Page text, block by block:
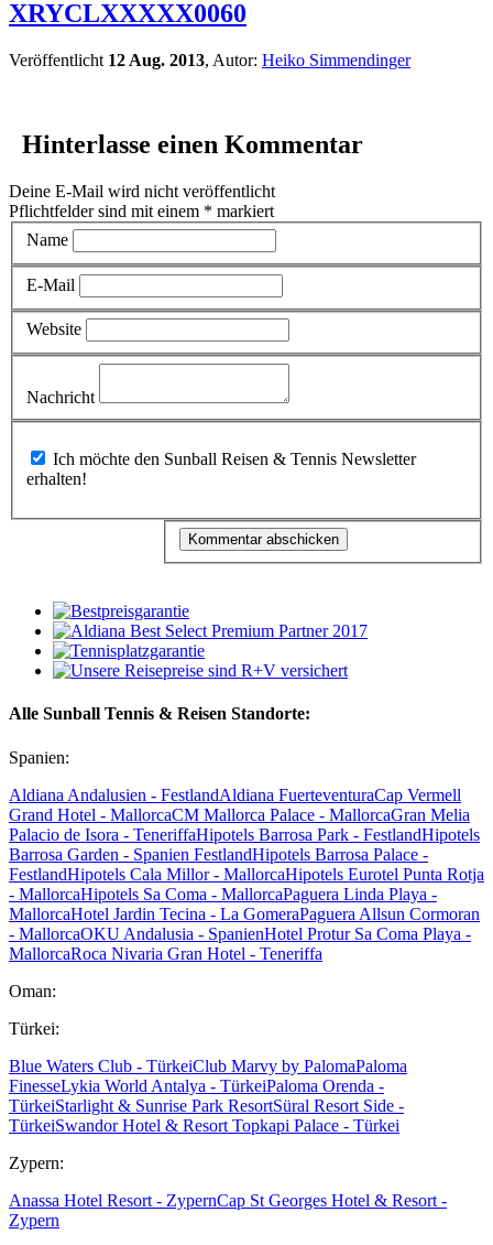
XRYCLXXXXX0060
Veröffentlicht 12 Aug. 2013, Autor: Heiko Simmendinger
Hinterlasse einen Kommentar
Deine E-Mail wird nicht veröffentlicht
Pflichtfelder sind mit einem * markiert
Name
E-Mail
Website
Nachricht
erhalten!
Alle Sunball Tennis & Reisen Standorte:
Spanien:
Aldiana Andalusien - FestlandAldiana FuerteventuraCap Vermell
Grand Hotel - MallorcaCM Mallorca Palace - MallorcaGran Melia
Palacio de Isora - TeneriffaHipotels Barrosa Park - FestlandHipotels
Barrosa Garden - Spanien FestlandHipotels Barrosa Palace -
FestlandHipotels Cala Millor - MallorcaHipotels Eurotel Punta Rotja
- MallorcaHipotels Sa Coma - MallorcaPaguera Linda Playa -
MallorcaHotel Jardin Tecina - La GomeraPaguera Allsun Cormoran
- MallorcaOKU Andalusia - SpanienHotel Protur Sa Coma Playa -
MallorcaRoca Nivaria Gran Hotel - Teneriffa
Oman:
Türkei:
Blue Waters Club - TürkeiClub Marvy by PalomaPaloma
FinesseLykia World Antalya - TürkeiPaloma Orenda -
TürkeiStarlight & Sunrise Park ResortSüral Resort Side -
TürkeiSwandor Hotel & Resort Topkapi Palace - Türkei
Zypern:
Anassa Hotel Resort - ZypernCap St Georges Hotel & Resort -
Zypern